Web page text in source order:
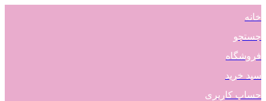
خانه
جستجو
فروشگاه
سبد خرید
حساب کاربری